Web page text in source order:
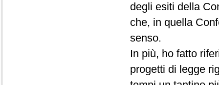
degli esiti della
che, in quella
senso.
In più, ho fatto
progetti di legge